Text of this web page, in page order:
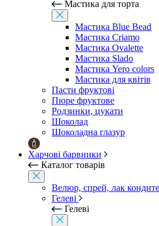
Мастика для торта
Мастика Blue Bead
Мастика Criamo
Мастика Ovalette
Мастика Slado
Мастика Yero colors
Мастика для квітів
Пасти фруктові
Пюре фруктове
Родзинки, цукати
Шоколад
Шоколадна глазур
Харчові барвники
Каталог товарів
Велюр, спрей, лак
Гелеві
Гелеві